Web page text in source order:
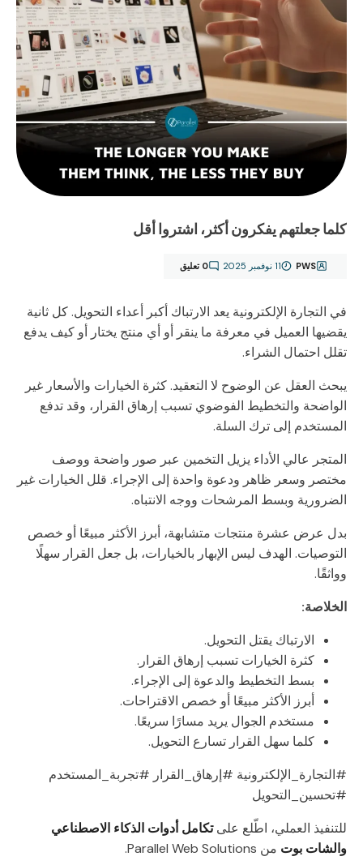
كلما جعلتهم يفكرون أكثر، اشتروا أقل
PWS 11 نوفمبر 2025 0 تعليق
في التجارة الإلكترونية يعد الارتباك أكبر أعداء التحويل. كل ثانية
يقضيها العميل في معرفة ما ينقر أو أي منتج يختار أو كيف يدفع
تقلل احتمال الشراء.
يبحث العقل عن الوضوح لا التعقيد. كثرة الخيارات والأسعار غير
الواضحة والتخطيط الفوضوي تسبب إرهاق القرار، وقد تدفع
المستخدم إلى ترك السلة.
المتجر عالي الأداء يزيل التخمين عبر صور واضحة ووصف
مختصر وسعر ظاهر ودعوة واحدة إلى الإجراء. قلل الخيارات غير
الضرورية وبسط المرشحات ووجه الانتباه.
بدل عرض عشرة منتجات متشابهة، أبرز الأكثر مبيعًا أو خصص
التوصيات. الهدف ليس الإبهار بالخيارات، بل جعل القرار سهلًا
وواثقًا.
الخلاصة:
الارتباك يقتل التحويل.
كثرة الخيارات تسبب إرهاق القرار.
بسط التخطيط والدعوة إلى الإجراء.
أبرز الأكثر مبيعًا أو خصص الاقتراحات.
مستخدم الجوال يريد مسارًا سريعًا.
كلما سهل القرار تسارع التحويل.
#التجارة_الإلكترونية #إرهاق_القرار #تجربة_المستخدم
#تحسين_التحويل
للتنفيذ العملي، اطّلع علىتكامل أدوات الذكاء الاصطناعي
والشات بوت من Parallel Web Solutions.